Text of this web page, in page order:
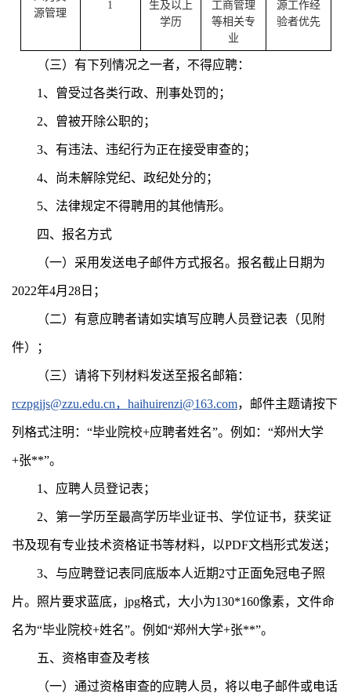
源管理
1
生及以上
学历
工商管理
等相关专
业
源工作经
验者优先
（三）有下列情况之一者，不得应聘：
1、曾受过各类行政、刑事处罚的；
2、曾被开除公职的；
3、有违法、违纪行为正在接受审查的；
4、尚未解除党纪、政纪处分的；
5、法律规定不得聘用的其他情形。
四、报名方式
（一）采用发送电子邮件方式报名。报名截止日期为
2022年4月28日；
（二）有意应聘者请如实填写应聘人员登记表（见附
件）；
（三）请将下列材料发送至报名邮箱：
rczpgjjs@zzu.edu.cn， haihuirenzi@163.com，邮件主题请按下
列格式注明：“毕业院校+应聘者姓名”。例如：“郑州大学
+张**”。
1、应聘人员登记表；
2、第一学历至最高学历毕业证书、学位证书，获奖证
书及现有专业技术资格证书等材料，以PDF文档形式发送；
3、与应聘登记表同底版本人近期2寸正面免冠电子照
片。照片要求蓝底，jpg格式，大小为130*160像素，文件命
名为“毕业院校+姓名”。例如“郑州大学+张**”。
五、资格审查及考核
（一）通过资格审查的应聘人员，将以电子邮件或电话